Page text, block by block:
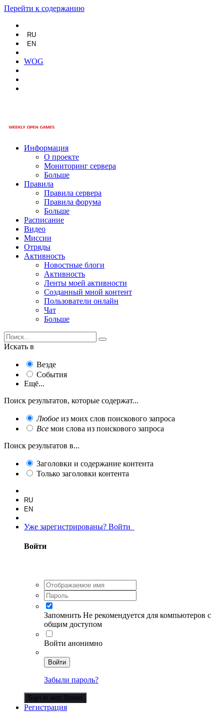
Перейти к содержанию
RU
EN
WOG
Информация
О проекте
Мониторинг сервера
Больше
Правила
Правила сервера
Правила форума
Больше
Расписание
Видео
Миссии
Отряды
Активность
Новостные блоги
Активность
Ленты моей активности
Созданный мной контент
Пользователи онлайн
Чат
Больше
Искать в
Везде
События
Ещё...
Поиск результатов, которые содержат...
Любое из моих слов поискового запроса
Все мои слова из поискового запроса
Поиск результатов в...
Заголовки и содержание контента
Только заголовки контента
RU
EN
Уже зарегистрированы? Войти
Войти
Запомнить Не рекомендуется для компьютеров с
общим доступом
Войти анонимно
Войти
Забыли пароль?
Sign in with Steam
Регистрация